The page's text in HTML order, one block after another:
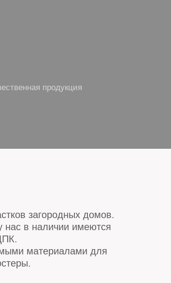
продукция
загородных домов.
нас в наличии имеются
материалами для